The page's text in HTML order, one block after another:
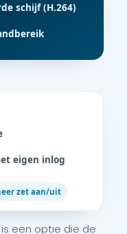
schijf (H.264)
eigen inlog
zet aan/uit
een optie die de